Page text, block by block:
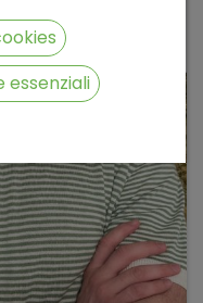
essenziali